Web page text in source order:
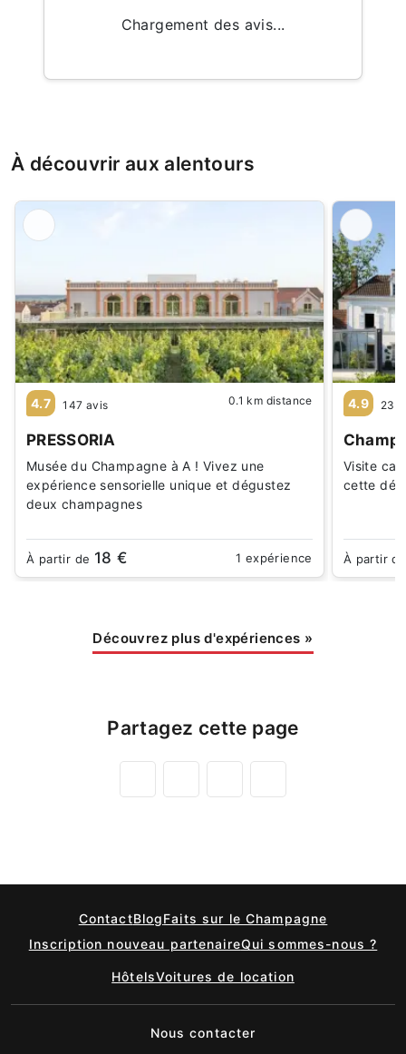
Chargement des avis...
À découvrir aux alentours
4.7 147 avis 0.1 km distance
PRESSORIA
Musée du Champagne à A ! Vivez une
expérience sensorielle unique et dégustez
deux champagnes
À partir de 18 € 1 expérience
4.9 237
Visite
cette
À partir
Découvrez plus d'expériences »
Partagez cette page
ContactBlogFaits sur le Champagne
Inscription nouveau partenaireQui sommes-nous ?
HôtelsVoitures de location
Nous contacter